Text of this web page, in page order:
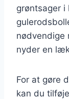
grøntsager i
nødvendige
nyder en
For at gøre
kan du